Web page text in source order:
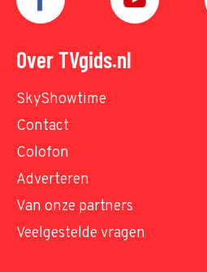
Over TVgids.nl
SkyShowtime
Contact
Colofon
Adverteren
Van onze partners
Veelgestelde vragen